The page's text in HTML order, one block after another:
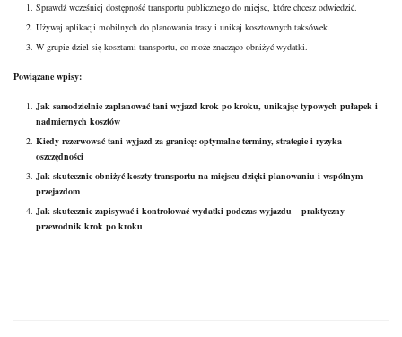
Sprawdź wcześniej dostępność transportu publicznego do miejsc, które chcesz odwiedzić.
Używaj aplikacji mobilnych do planowania trasy i unikaj kosztownych taksówek.
W grupie dziel się kosztami transportu, co może znacząco obniżyć wydatki.
Powiązane wpisy:
Jak samodzielnie zaplanować tani wyjazd krok po kroku, unikając typowych pułapek i
nadmiernych kosztów
Kiedy rezerwować tani wyjazd za granicę: optymalne terminy, strategie i ryzyka
oszczędności
Jak skutecznie obniżyć koszty transportu na miejscu dzięki planowaniu i wspólnym
przejazdom
Jak skutecznie zapisywać i kontrolować wydatki podczas wyjazdu – praktyczny
przewodnik krok po kroku